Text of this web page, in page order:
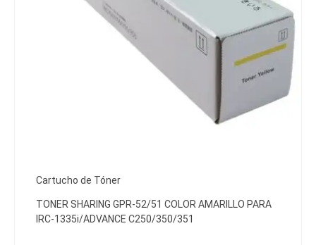
Cartucho de Tóner
TONER SHARING GPR-52/51 COLOR AMARILLO PARA
IRC-1335i/ADVANCE C250/350/351